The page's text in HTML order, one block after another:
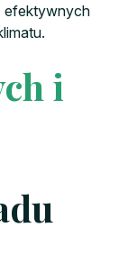
efektywnych
i